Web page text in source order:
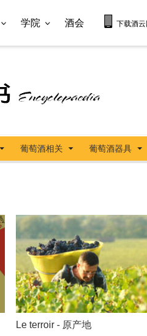
学院 酒会 下载酒
葡萄酒相关 葡萄酒器具
Le terroir - 原产地